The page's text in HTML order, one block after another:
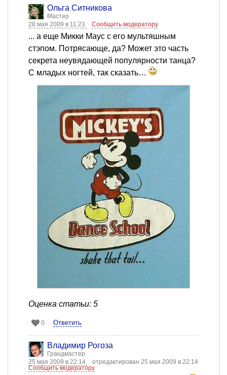
Ольга Ситникова
Мастер
28 мая 2009 в 11:23
Сообщить модератору
... а еще Микки Маус с его мультяшным
стэпом. Потрясающе, да? Может это часть
секрета неувядающей популярности танца?
С младых ногтей, так сказать…
Оценка статьи: 5
0 Ответить
Владимир Рогоза
Грандмастер
25 мая 2009 в 22:14
отредактирован 25 мая 2009 в 22:14
Сообщить модератору